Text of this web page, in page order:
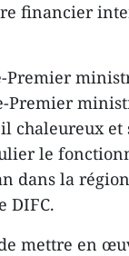
financier
Premier
chaleureux et
le
dans la
DIFC.
mettre en